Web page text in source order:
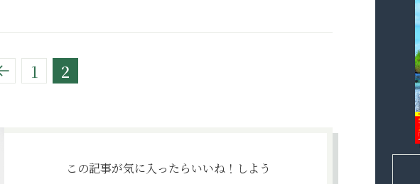
1 2
この記事が気に入ったらいいね！しよう